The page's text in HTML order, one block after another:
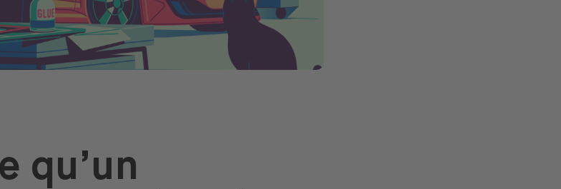
qu’un